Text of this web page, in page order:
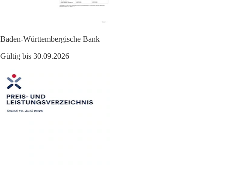
Baden-Württembergische Bank
Gültig bis 30.09.2026